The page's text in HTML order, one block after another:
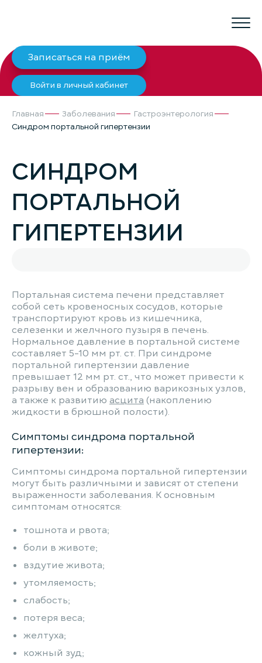
Записаться на приём
Войти в личный кабинет
Главная Заболевания
Гастроэнтерология
Синдром портальной гипертензии
СИНДРОМ
ПОРТАЛЬНОЙ
ГИПЕРТЕНЗИИ
Портальная система печени представляет
собой сеть кровеносных сосудов, которые
транспортируют кровь из кишечника,
селезенки и желчного пузыря в печень.
Нормальное давление в портальной системе
составляет 5-10 мм рт. ст. При синдроме
портальной гипертензии давление
превышает 12 мм рт. ст., что может привести к
разрыву вен и образованию варикозных узлов,
а также к развитию асцита (накоплению
жидкости в брюшной полости).
Симптомы синдрома портальной
гипертензии:
Симптомы синдрома портальной гипертензии
могут быть различными и зависят от степени
выраженности заболевания. К основным
симптомам относятся:
тошнота и рвота;
боли в животе;
вздутие живота;
утомляемость;
слабость;
потеря веса;
желтуха;
кожный зуд;